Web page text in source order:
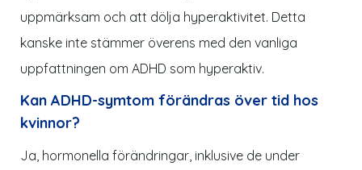
uppmärksam och att dölja hyperaktivitet. Detta
kanske inte stämmer överens med den vanliga
uppfattningen om ADHD som hyperaktiv.
Kan ADHD-symtom förändras över tid hos
kvinnor?
Ja, hormonella förändringar, inklusive de under